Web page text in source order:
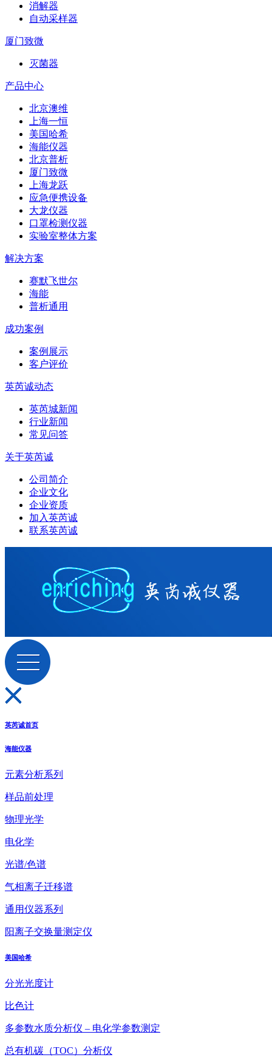
消解器
自动采样器
厦门致微
灭菌器
产品中心
北京澳维
上海一恒
美国哈希
海能仪器
北京普析
厦门致微
上海龙跃
应急便携设备
大龙仪器
口罩检测仪器
实验室整体方案
解决方案
赛默飞世尔
海能
普析通用
成功案例
案例展示
客户评价
英芮诚动态
英芮城新闻
行业新闻
常见问答
关于英芮诚
公司简介
企业文化
企业资质
加入英芮诚
联系英芮诚
英芮诚首页
海能仪器
元素分析系列
样品前处理
物理光学
电化学
光谱/色谱
气相离子迁移谱
通用仪器系列
阳离子交换量测定仪
美国哈希
分光光度计
比色计
多参数水质分析仪 – 电化学参数测定
总有机碳（TOC）分析仪